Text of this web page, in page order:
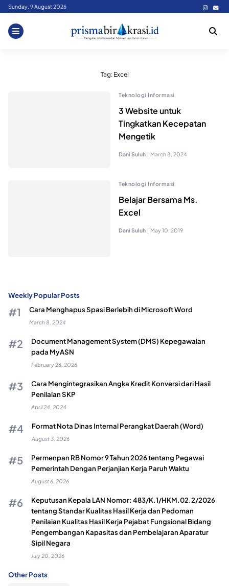
Skip
content
Sunday, 9 August 2026
Tag: Excel
Teknologi Informasi
3 Website untuk
Tingkatkan Kecepatan
Mengetik
Dani Suluh | March 8, 2024
Teknologi Informasi
Belajar Bersama Ms.
Excel
Dani Suluh | May 10, 2019
Weekly Popular Posts
Cara Menghapus Spasi Berlebih di Microsoft Word
March 8, 2024
Document Management System (DMS) Kepegawaian
pada MyASN
February 26, 2026
Cara Mengintegrasikan Angka Kredit Konversi dari Hasil
Penilaian SKP
April 24, 2024
Format Nota Dinas Internal Perangkat Daerah (Word)
August 3, 2026
Permenpan RB Nomor 9 Tahun 2026 tentang Pegawai
Pemerintah Dengan Perjanjian Kerja Paruh Waktu
August 6, 2026
Keputusan Kepala LAN Nomor: 483/K.1/HKM.02.2/2026
tentang Standar Kualitas Hasil Kerja dan Pedoman
Penilaian Kualitas Hasil Kerja Pejabat Fungsional Bidang
Pengembangan Kapasitas dan Pembelajaran Aparatur
Sipil Negara
July 20, 2026
Other Posts